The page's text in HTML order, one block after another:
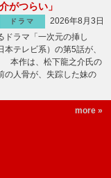
がつらい」
ドラマ
2026年8月3日
ラマ「一次元の挿し
テレビ系）の第5話が、
本作は、松下龍之介氏の
の人骨が、失踪した妹の
more »